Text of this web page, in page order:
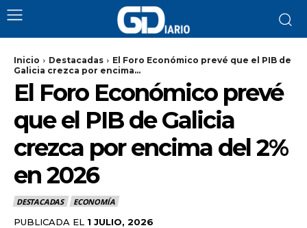
Inicio Destacadas
El Foro Económico prevé que el PIB de
Galicia crezca por encima...
El Foro Económico prevé
que el PIB de Galicia
crezca por encima del 2%
en 2026
DESTACADAS ECONOMÍA
PUBLICADA EL 1 JULIO, 2026